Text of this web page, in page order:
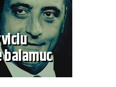
balamuc